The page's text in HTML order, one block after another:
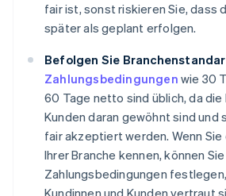
fair ist, sonst riskieren Sie, dass
später als geplant erfolgen.
Befolgen Sie
Zahlungsbedingungen wie 30
60 Tage netto sind üblich, da die
Kunden daran gewöhnt sind und
fair akzeptiert werden. Wenn Sie
Ihrer Branche kennen, können Sie
Zahlungsbedingungen